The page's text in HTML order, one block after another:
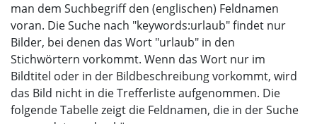
man dem Suchbegriff den (englischen) Feldnamen
voran. Die Suche nach "keywords:urlaub" findet nur
Bilder, bei denen das Wort "urlaub" in den
Stichwörtern vorkommt. Wenn das Wort nur im
Bildtitel oder in der Bildbeschreibung vorkommt, wird
das Bild nicht in die Trefferliste aufgenommen. Die
folgende Tabelle zeigt die Feldnamen, die in der Suche